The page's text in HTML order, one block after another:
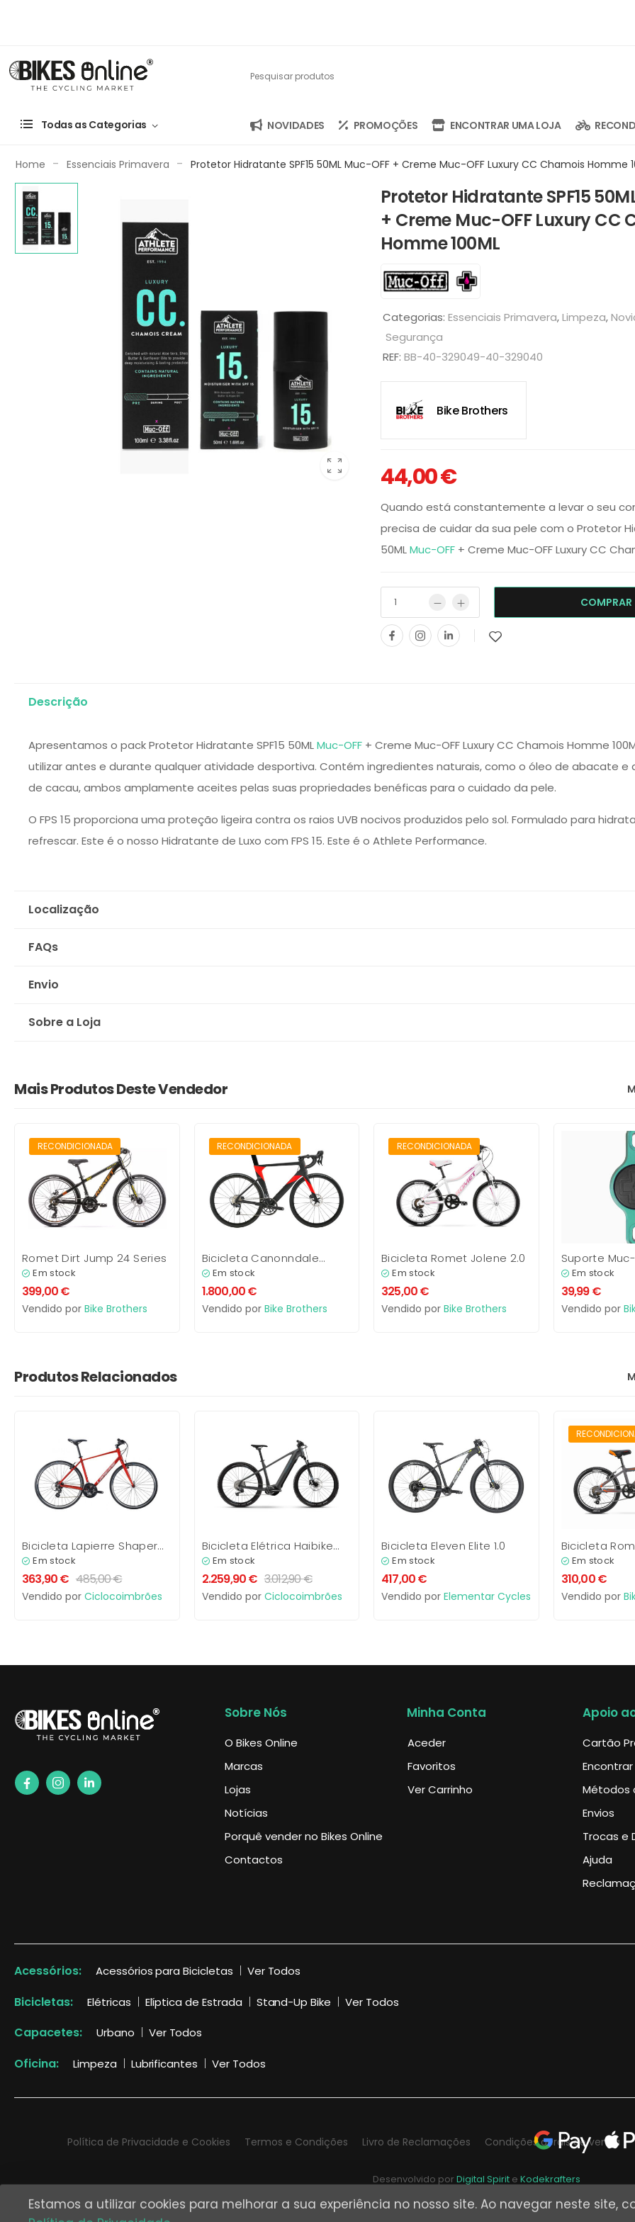
Todas as Categorias NOVIDADES PROMOÇÕES ENCONTRAR UMA LOJA
Home - Essenciais Primavera - Protetor Hidratante SPF15 50ML Muc-OFF + Creme Muc-OFF Luxury CC Chamois Homme
Protetor Hidratante SPF15
+ Creme Muc-OFF Luxury CC
Homme 100ML
Categorias: Essenciais Primavera,Limpeza,
Segurança
REF: BB-40-329049-40-329040
Bike Brothers
44,00€
Quando está constantemente a levar o seu
precisa de cuidar da sua pele com o Protetor
50MLMuc-OFF + Creme Muc-OFF Luxury CC
COMPRAR
Descrição
Apresentamos o pack Protetor Hidratante SPF15 50MLMuc-OFF + Creme Muc-OFF Luxury CC Chamois Homme
utilizar antes e durante qualquer atividade desportiva. Contém ingredientes naturais, como o óleo de abacate e
de cacau, ambos amplamente aceites pelas suas propriedades benéficas para o cuidado da pele.
O FPS 15 proporciona uma proteção ligeira contra os raios UVB nocivos produzidos pelo sol. Formulado para
refrescar. Este é o nosso Hidratante de Luxo com FPS 15. Este é o Athlete Performance.
Localização
FAQs
Envio
Sobre a Loja
Mais Produtos Deste Vendedor
RECONDICIONADA
Romet Dirt Jump 24 Series
Em stock
399,00€
Vendido por Bike Brothers
RECONDICIONADA
RECONDICIONADO
Bicicleta Canonndale
SystemSix
Em stock
1.800,00€
Vendido por Bike Brothers
RECONDICIONADA
RECONDICIONADO
Bicicleta Romet Jolene 2.0
Em stock
325,00€
Vendido por Bike Brothers
Suporte
Tag p/Apple
Em stock
39,99€
Vendido por
Produtos Relacionados
Bicicleta Lapierre Shaper
1.0Em stock
363,90€ 485,00€
Vendido por Ciclocoimbrões
Bicicleta Elétrica Haibike
Alltrack 5 27,5”
Em stock
2.259,90€ 3.012,90€
Vendido por Ciclocoimbrões
Bicicleta Eleven Elite 1.0
Em stock
417,00€
Vendido por Elementar Cycles
Bicicleta
20 Cali
Em stock
310,00€
Vendido por
Sobre Nós
O Bikes Online
Marcas
Lojas
Notícias
Porquê vender no Bikes Online
Contactos
Minha Conta
Aceder
Favoritos
Ver Carrinho
Apoio
Cartão
Métodos
Envios
Trocas e
Ajuda
Acessórios: Acessórios para Bicicletas Ver Todos
Bicicletas: Elétricas Elíptica de Estrada Stand-Up Bike Ver Todos
Capacetes: Urbano Ver Todos
Oficina: Limpeza Lubrificantes Ver Todos
Política de Privacidade e Cookies Termos e Condições Livro de Reclamações Condições gerais de venda
Desenvolvido por Digital Spirite Kodekrafters
Estamos a utilizar cookies para melhorar a sua experiência no nosso site. Ao navegar neste site,